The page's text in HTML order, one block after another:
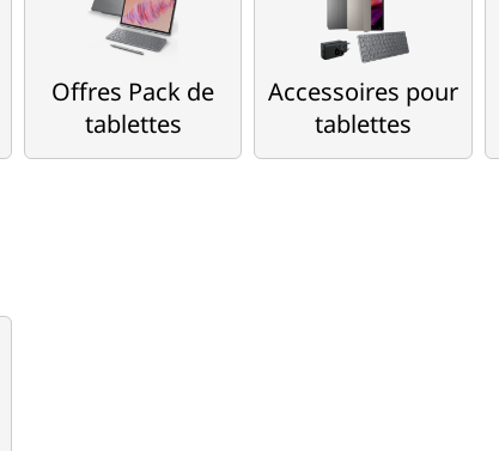
Offres Pack de
tablettes
Accessoires pour
tablettes